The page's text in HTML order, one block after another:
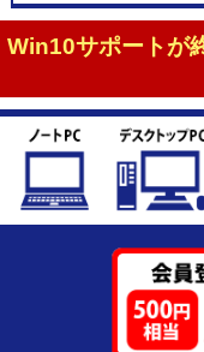
Win10サポートが